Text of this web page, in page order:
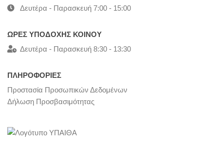
Δευτέρα - Παρασκευή 7:00 - 15:00
ΩΡΕΣ ΥΠΟΔΟΧΗΣ ΚΟΙΝΟΥ
Δευτέρα - Παρασκευή 8:30 - 13:30
ΠΛΗΡΟΦΟΡΙΕΣ
Προστασία Προσωπικών Δεδομένων
Δήλωση Προσβασιμότητας